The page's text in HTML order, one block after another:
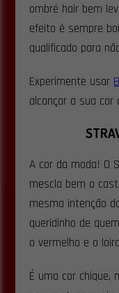
ombré hair bem
efeito é sempre
qualificado para
Experimente usar
alcançar a sua cor
A cor da moda! O
mescla bem o
mesma intenção
queridinho de
o vermelho e o
É uma cor chique,